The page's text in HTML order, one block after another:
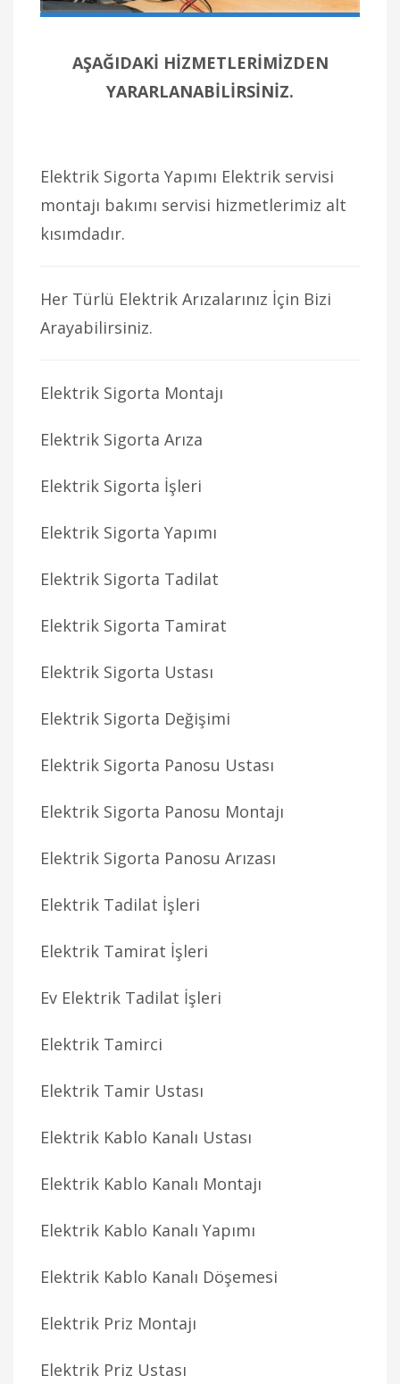
AŞAĞIDAKİ HİZMETLERİMİZDEN
YARARLANABİLİRSİNİZ.
Elektrik Sigorta Yapımı Elektrik servisi
montajı bakımı servisi hizmetlerimiz alt
kısımdadır.
Her Türlü Elektrik Arızalarınız İçin Bizi
Arayabilirsiniz.
Elektrik Sigorta Montajı
Elektrik Sigorta Arıza
Elektrik Sigorta İşleri
Elektrik Sigorta Yapımı
Elektrik Sigorta Tadilat
Elektrik Sigorta Tamirat
Elektrik Sigorta Ustası
Elektrik Sigorta Değişimi
Elektrik Sigorta Panosu Ustası
Elektrik Sigorta Panosu Montajı
Elektrik Sigorta Panosu Arızası
Elektrik Tadilat İşleri
Elektrik Tamirat İşleri
Ev Elektrik Tadilat İşleri
Elektrik Tamirci
Elektrik Tamir Ustası
Elektrik Kablo Kanalı Ustası
Elektrik Kablo Kanalı Montajı
Elektrik Kablo Kanalı Yapımı
Elektrik Kablo Kanalı Döşemesi
Elektrik Priz Montajı
Elektrik Priz Ustası